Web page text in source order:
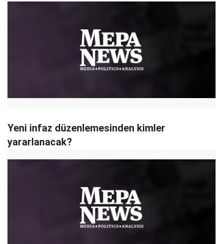
Yeni infaz düzenlemesinden kimler
yararlanacak?